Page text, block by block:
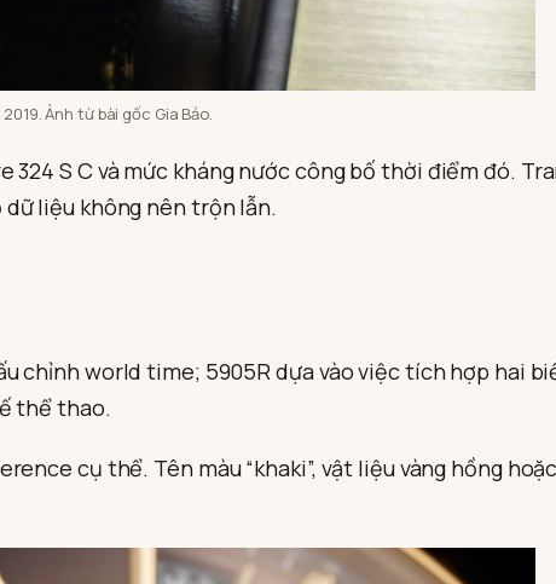
Ảnh từ bài gốc Gia Bảo.
324 S C và mức kháng nước công bố thời điểm đó.
dữ liệu không nên trộn lẫn.
chỉnh world time; 5905R dựa vào việc tích hợp hai
thể thao.
cụ thể. Tên màu “khaki”, vật liệu vàng hồng